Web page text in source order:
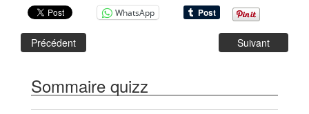
WhatsApp
Précédent Suivant
Sommaire quizz